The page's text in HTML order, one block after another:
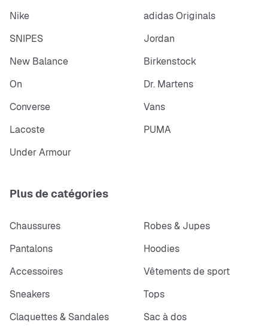
Nike
adidas Originals
SNIPES
Jordan
New Balance
Birkenstock
On
Dr. Martens
Converse
Vans
Lacoste
PUMA
Under Armour
Plus de catégories
Chaussures
Robes & Jupes
Pantalons
Hoodies
Accessoires
Vêtements de sport
Sneakers
Tops
Claquettes & Sandales
Sac à dos